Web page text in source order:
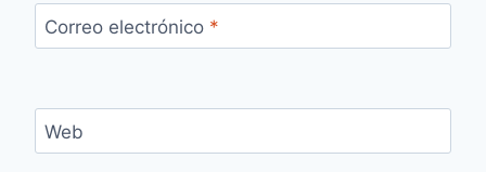
Correo electrónico *
Web